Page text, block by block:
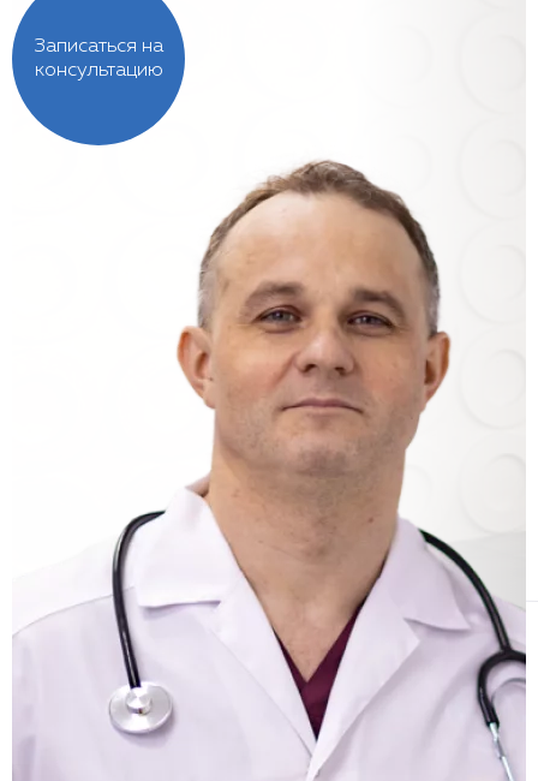
Записаться на
консультацию